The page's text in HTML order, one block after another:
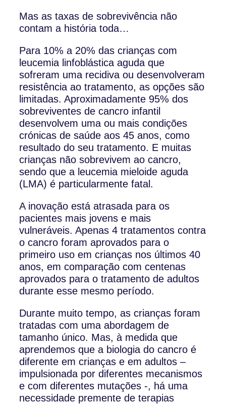
Mas as taxas de sobrevivência não
contam a história toda…
Para 10% a 20% das crianças com
leucemia linfoblástica aguda que
sofreram uma recidiva ou desenvolveram
resistência ao tratamento, as opções são
limitadas. Aproximadamente 95% dos
sobreviventes de cancro infantil
desenvolvem uma ou mais condições
crónicas de saúde aos 45 anos, como
resultado do seu tratamento. E muitas
crianças não sobrevivem ao cancro,
sendo que a leucemia mieloide aguda
(LMA) é particularmente fatal.
A inovação está atrasada para os
pacientes mais jovens e mais
vulneráveis. Apenas 4 tratamentos contra
o cancro foram aprovados para o
primeiro uso em crianças nos últimos 40
anos, em comparação com centenas
aprovados para o tratamento de adultos
durante esse mesmo período.
Durante muito tempo, as crianças foram
tratadas com uma abordagem de
tamanho único. Mas, à medida que
aprendemos que a biologia do cancro é
diferente em crianças e em adultos –
impulsionada por diferentes mecanismos
e com diferentes mutações -, há uma
necessidade premente de terapias